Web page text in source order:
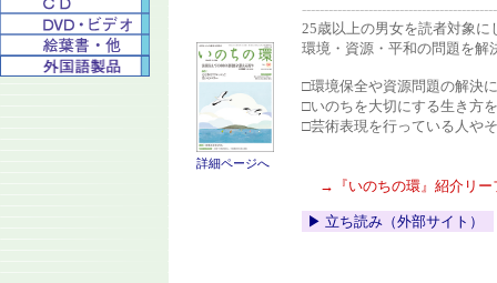
詳細ページへ
25歳以上の男女を読者対象に
環境・資源・平和の問題を解
□環境保全や資源問題の解決
□いのちを大切にする生き方
□芸術表現を行っている人や
→『いのちの環』紹介リー
▶︎ 立ち読み（外部サイト）